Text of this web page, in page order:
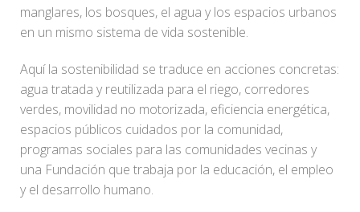
manglares, los bosques, el agua y los espacios urbanos
en un mismo sistema de vida sostenible.
Aquí la sostenibilidad se traduce en acciones concretas:
agua tratada y reutilizada para el riego, corredores
verdes, movilidad no motorizada, eficiencia energética,
espacios públicos cuidados por la comunidad,
programas sociales para las comunidades vecinas y
una Fundación que trabaja por la educación, el empleo
y el desarrollo humano.